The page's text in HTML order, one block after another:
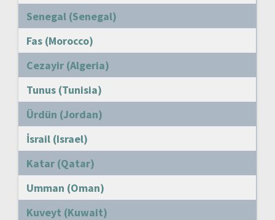
Senegal (Senegal)
Fas (Morocco)
Cezayir (Algeria)
Tunus (Tunisia)
Ürdün (Jordan)
İsrail (Israel)
Katar (Qatar)
Umman (Oman)
Kuveyt (Kuwait)